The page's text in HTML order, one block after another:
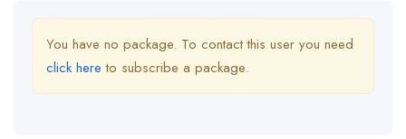
You have no package. To contact this user you need
click here to subscribe a package.